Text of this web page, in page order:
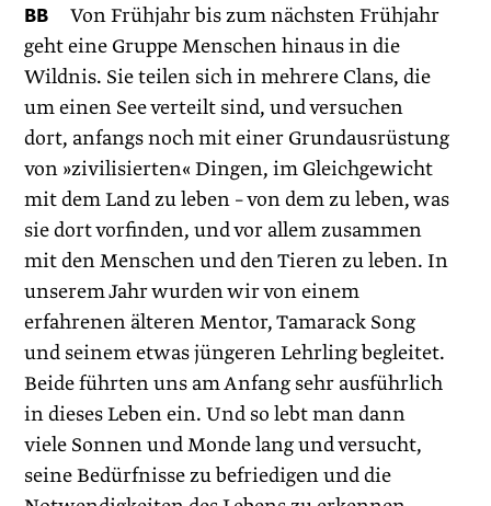
BB Von Frühjahr bis zum nächsten Frühjahr
geht eine Gruppe Menschen hinaus in die
Wildnis. Sie teilen sich in mehrere Clans, die
um einen See verteilt sind, und versuchen
dort, anfangs noch mit einer Grundausrüstung
von »zivilisierten« Dingen, im Gleichgewicht
mit dem Land zu leben – von dem zu leben, was
sie dort vorfinden, und vor allem zusammen
mit den Menschen und den Tieren zu leben. In
unserem Jahr wurden wir von einem
erfahrenen älteren Mentor, Tamarack Song
und seinem etwas jüngeren Lehrling begleitet.
Beide führten uns am Anfang sehr ausführlich
in dieses Leben ein. Und so lebt man dann
viele Sonnen und Monde lang und versucht,
seine Bedürfnisse zu befriedigen und die